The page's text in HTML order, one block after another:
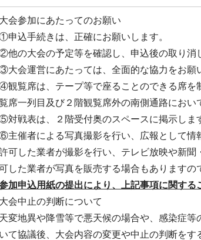
大会参加にあたってのお願い
申込手続きは、正確にお願いします。
他の大会の予定等を確認し、申込後の取り消
大会運営にあたっては、全面的な協力をお願
観覧席は、テープ等で座ることのできる席を
覧席一列目及び２階観覧席外の南側通路におい
対戦表は、２階受付奥のスペースに掲示しま
主催者による写真撮影を行い、広報として情
可した業者が撮影を行い、テレビ放映や新
した業者が写真を販売する場合もありますの
加申込用紙の提出により、上記事項に関する
大会中止の判断について
天変地異や降雪等で悪天候の場合や、感染症
いて協議後、大会内容の変更や中止の判断をす